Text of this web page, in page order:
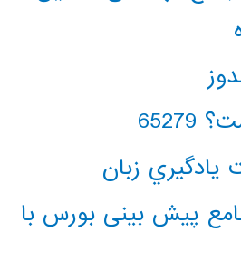
زبان
پیش بینی بورس با